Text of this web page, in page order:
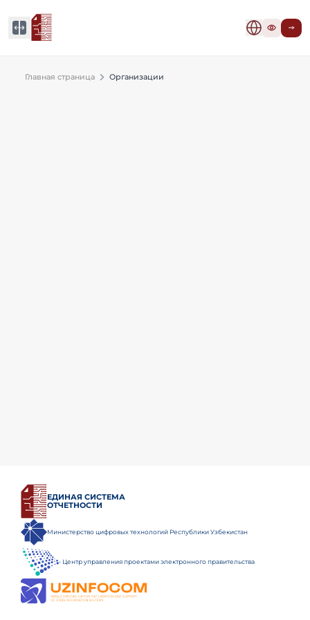
Главная страница Организации
ЕДИНАЯ СИСТЕМА
ОТЧЕТНОСТИ
Министерство цифровых технологий Республики Узбекистан
Центр управления проектами электронного правительства